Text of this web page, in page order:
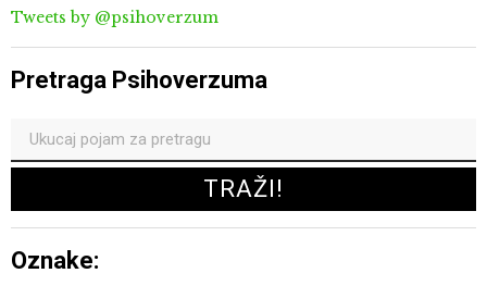
Tweets by @psihoverzum
Pretraga Psihoverzuma
Oznake: